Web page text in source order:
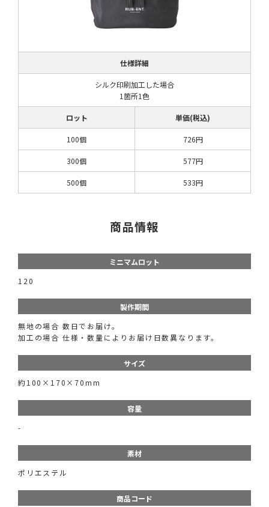
仕様詳細
シルク印刷加工した場合
1箇所1色
ロット 単価(税込)
100個 726円
300個 577円
500個 533円
商品情報
ミニマムロット
120
製作期間
無地の場合 数日でお届け。
加工の場合 仕様・数量によりお届け日数異なります。
サイズ
約100×170×70mm
容量
-
素材
ポリエステル
商品コード